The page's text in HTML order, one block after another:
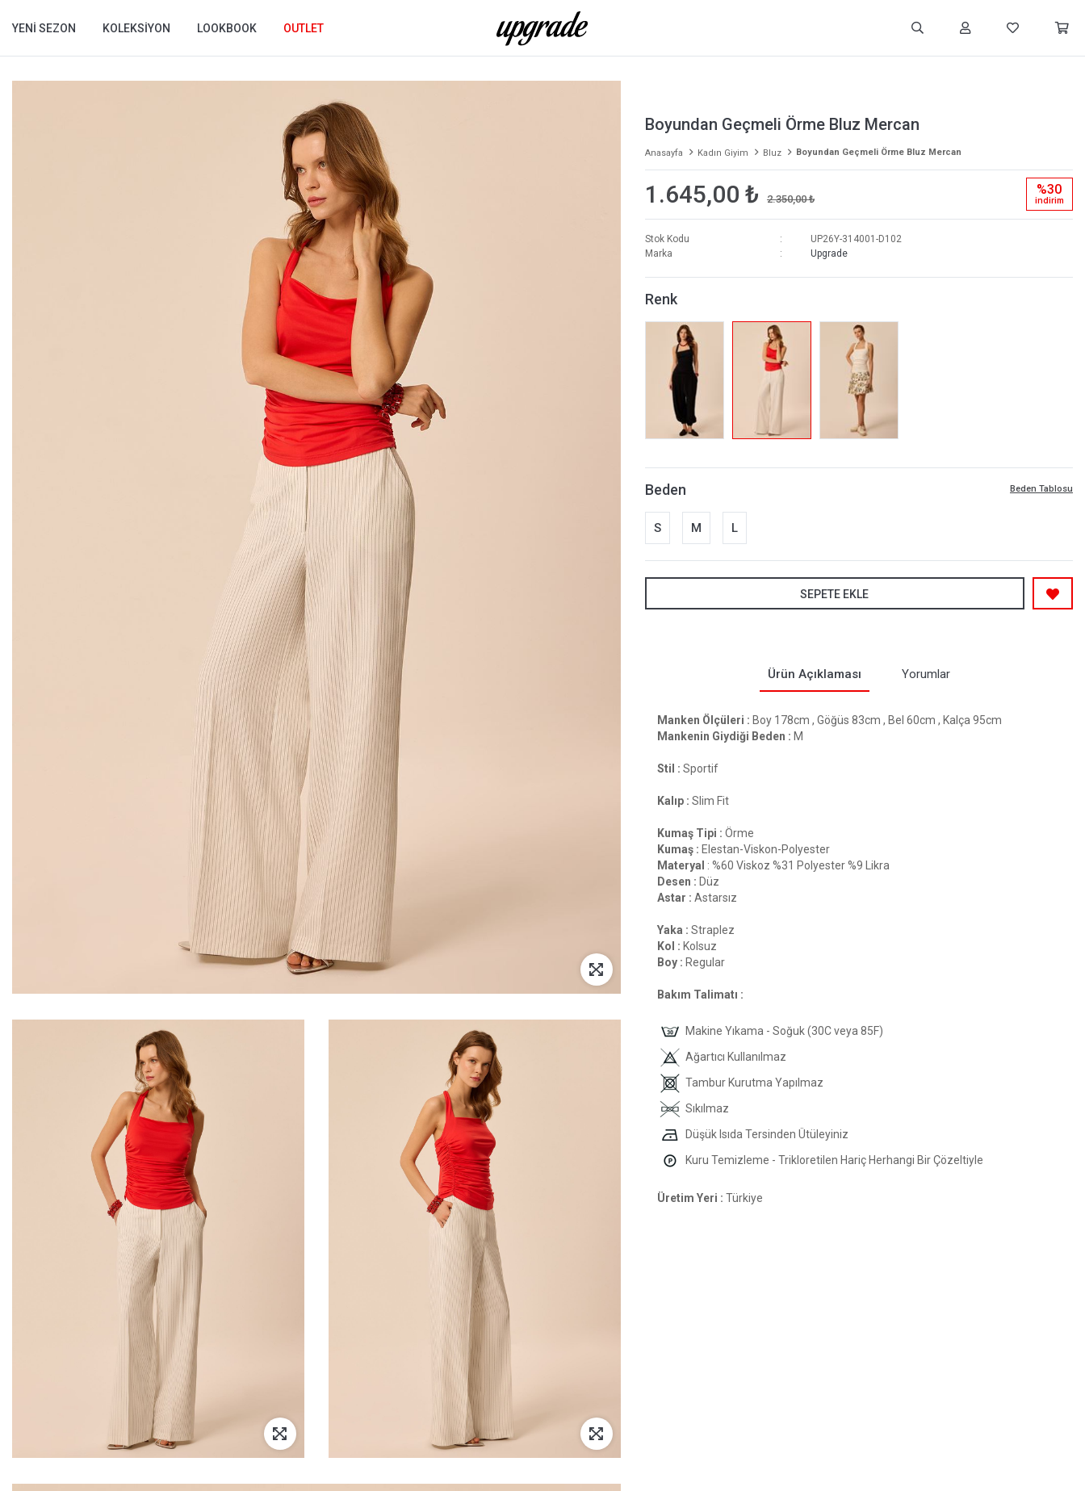
YENI SEZON KOLEKSIYON LOOKBOOK OUTLET
Boyundan Geçmeli Örme Bluz Mercan
Anasayfa Kadın Giyim Bluz Boyundan Geçmeli Örme Bluz Mercan
1.645,00 ₺ 2.350,00 ₺
%30
i̇ndi̇ri̇m
Stok Kodu
UP26Y-314001-D102
Marka
Upgrade
Renk
Beden Tablosu
Beden
S M L
SEPETE EKLE
Ürün Açıklaması Yorumlar
Manken Ölçüleri : Boy 178cm , Göğüs 83cm , Bel 60cm , Kalça 95cm
Mankenin Giydiği Beden : M
Stil : Sportif
Kalıp : Slim Fit
Kumaş Tipi : Örme
Kumaş : Elestan-Viskon-Polyester
Materyal : %60 Viskoz %31 Polyester %9 Likra
Desen : Düz
Astar : Astarsız
Yaka : Straplez
Kol : Kolsuz
Boy : Regular
Bakım Talimatı :
Makine Yıkama - Soğuk (30C veya 85F)
Ağartıcı Kullanılmaz
Tambur Kurutma Yapılmaz
Sıkılmaz
Düşük Isıda Tersinden Ütüleyiniz
Kuru Temizleme - Trikloretilen Hariç Herhangi Bir Çözeltiyle
Üretim Yeri : Türkiye